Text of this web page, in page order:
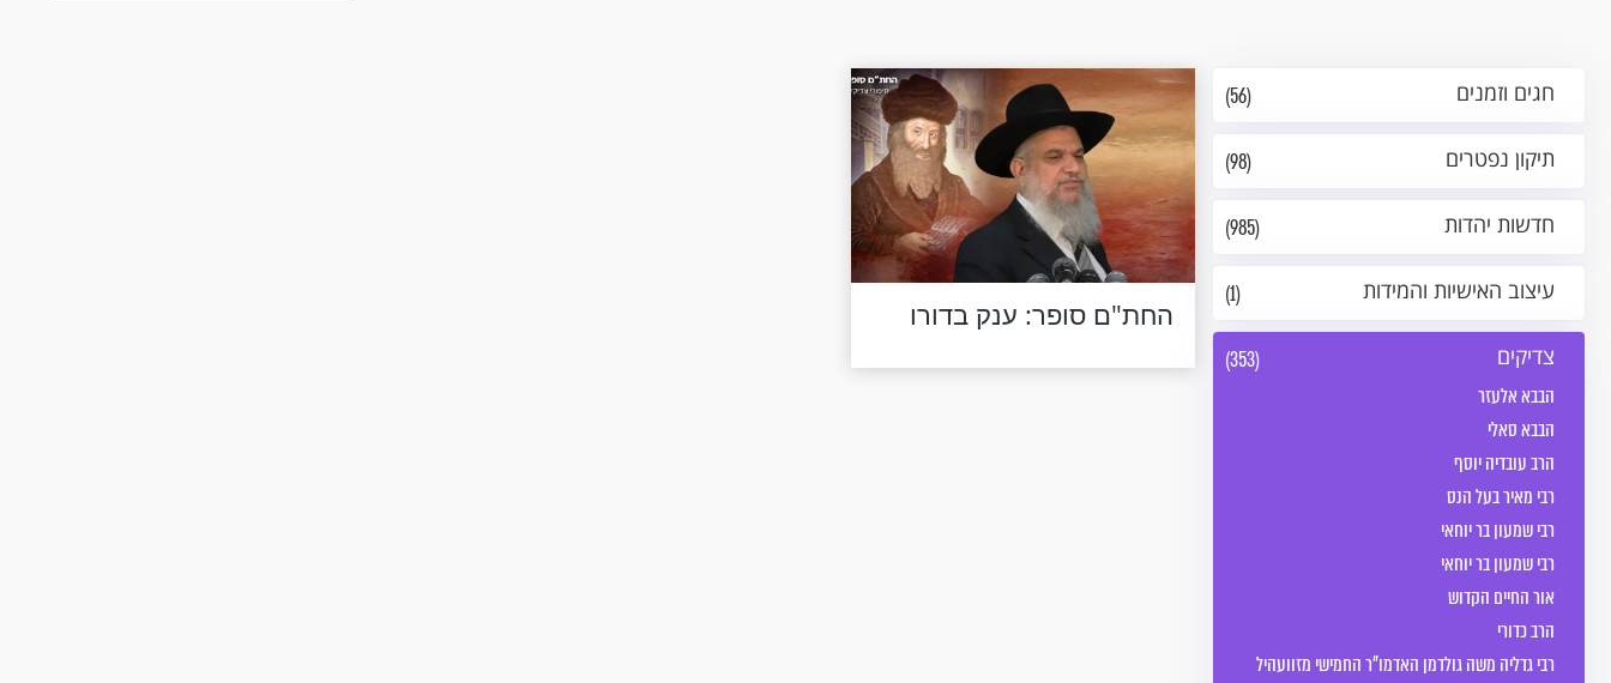
(56) חגים וזמנים
(98) תיקון נפטרים
(985) חדשות יהדות
(1) עיצוב האישיות והמידות
(353) צדיקים
הבבא אלעזר
הבבא סאלי
הרב עובדיה יוסף
רבי מאיר בעל הנס
רבי שמעון בר יוחאי
רבי שמעון בר יוחאי
אור החיים הקדוש
הרב כדורי
רבי גדליה משה גולדמן האדמו"ר החמישי מזוועהיל
החת"ם סופר: ענק בדורו